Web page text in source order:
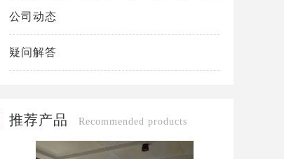
公司动态
疑问解答
推荐产品 Recommended products